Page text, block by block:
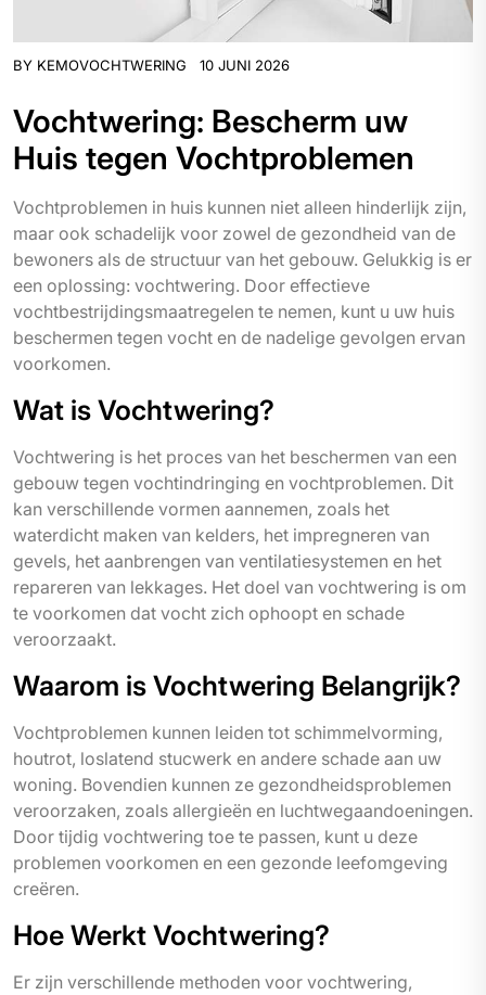
BY KEMOVOCHTWERING 10 JUNI 2026
Vochtwering: Bescherm uw
Huis tegen Vochtproblemen
Vochtproblemen in huis kunnen niet alleen hinderlijk zijn,
maar ook schadelijk voor zowel de gezondheid van de
bewoners als de structuur van het gebouw. Gelukkig is er
een oplossing: vochtwering. Door effectieve
vochtbestrijdingsmaatregelen te nemen, kunt u uw huis
beschermen tegen vocht en de nadelige gevolgen ervan
voorkomen.
Wat is Vochtwering?
Vochtwering is het proces van het beschermen van een
gebouw tegen vochtindringing en vochtproblemen. Dit
kan verschillende vormen aannemen, zoals het
waterdicht maken van kelders, het impregneren van
gevels, het aanbrengen van ventilatiesystemen en het
repareren van lekkages. Het doel van vochtwering is om
te voorkomen dat vocht zich ophoopt en schade
veroorzaakt.
Waarom is Vochtwering Belangrijk?
Vochtproblemen kunnen leiden tot schimmelvorming,
houtrot, loslatend stucwerk en andere schade aan uw
woning. Bovendien kunnen ze gezondheidsproblemen
veroorzaken, zoals allergieën en luchtwegaandoeningen.
Door tijdig vochtwering toe te passen, kunt u deze
problemen voorkomen en een gezonde leefomgeving
creëren.
Hoe Werkt Vochtwering?
Er zijn verschillende methoden voor vochtwering,